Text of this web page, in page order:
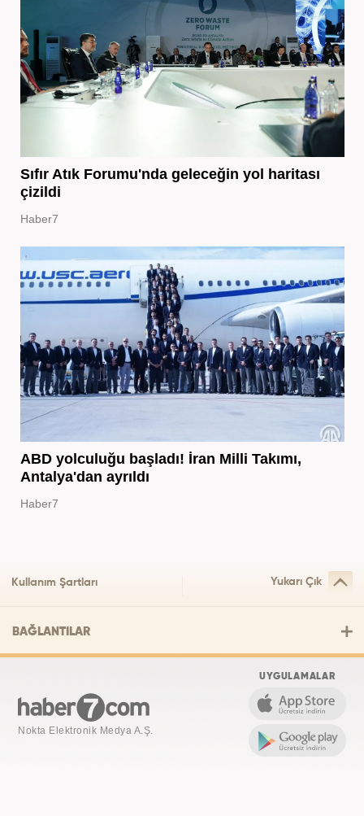
Sıfır Atık Forumu'nda geleceğin yol haritası
çizildi
Haber7
ABD yolculuğu başladı! İran Milli Takımı,
Antalya'dan ayrıldı
Haber7
Kullanım Şartları Yukarı Çık
BAĞLANTILAR
Nokta Elektronik Medya A.Ş.
UYGULAMALAR